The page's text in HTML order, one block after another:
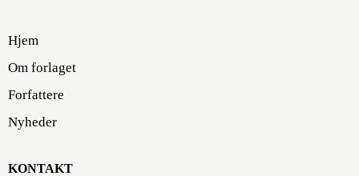
Hjem
Om forlaget
Forfattere
Nyheder
KONTAKT